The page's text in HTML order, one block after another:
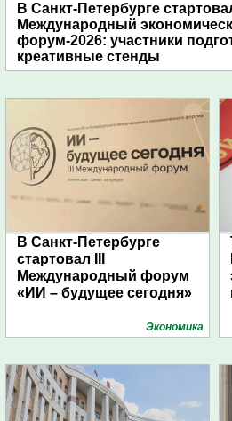
В Санкт-Петербурге
Международный
форум-2026: участники
креативные стенды
В Санкт-Петербурге
стартовал III
Международный форум
«ИИ – будущее сегодня»
Экономика